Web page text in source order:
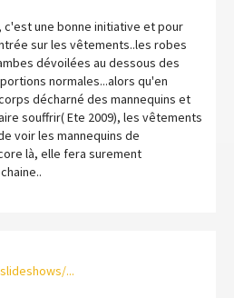
c'est une bonne initiative et pour
sur les vêtements..les robes
dévoilées au dessous des
normales...alors qu'en
décharné des mannequins et
souffrir( Ete 2009), les vêtements
voir les mannequins de
là, elle fera surement
...